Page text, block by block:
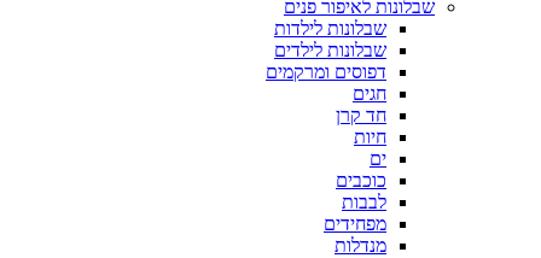
שבלונות לאיפור פנים
שבלונות לילדות
שבלונות לילדים
דפוסים ומרקמים
חגים
חד קרן
חיות
ים
כוכבים
לבבות
מפחידים
מנדלות